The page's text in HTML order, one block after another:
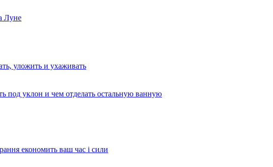
Луне
уложить и ухаживать
под уклон и чем отделать остальную ванную
економить ваш час і сили